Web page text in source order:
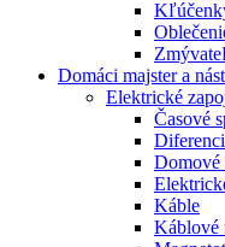
Domáci majster a
Elektrické
Časové
Domové
Káble
Káblové